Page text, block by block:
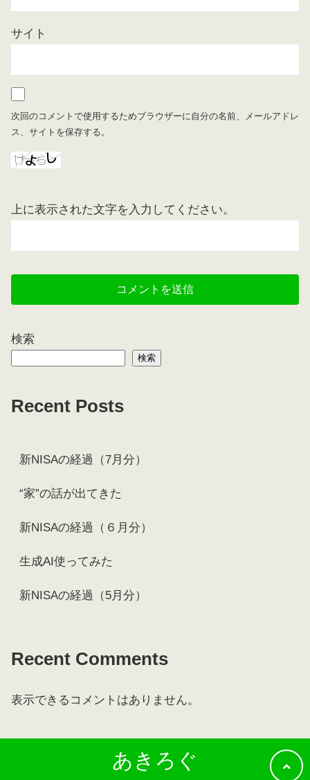
サイト
次回のコメントで使用するためブラウザーに自分の名前、メールアドレ
ス、サイトを保存する。
上に表示された文字を入力してください。
検索
検索
Recent Posts
新NISAの経過（7月分）
“家”の話が出てきた
新NISAの経過（６月分）
生成AI使ってみた
新NISAの経過（5月分）
Recent Comments
表示できるコメントはありません。
あきろぐ